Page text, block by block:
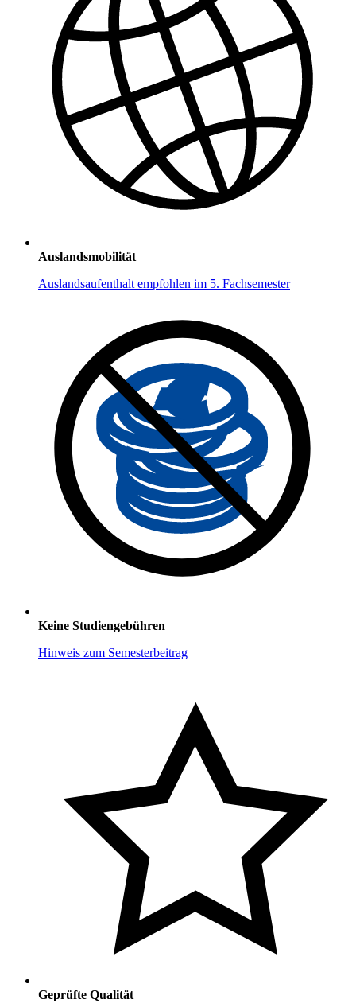
Auslandsmobilität
Auslandsaufenthalt empfohlen im 5. Fachsemester
Keine Studiengebühren
Hinweis zum Semesterbeitrag
Geprüfte Qualität